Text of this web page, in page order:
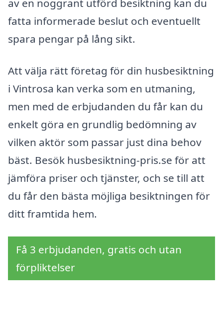
av en noggrant utförd besiktning kan du
fatta informerade beslut och eventuellt
spara pengar på lång sikt.
Att välja rätt företag för din husbesiktning
i Vintrosa kan verka som en utmaning,
men med de erbjudanden du får kan du
enkelt göra en grundlig bedömning av
vilken aktör som passar just dina behov
bäst. Besök husbesiktning-pris.se för att
jämföra priser och tjänster, och se till att
du får den bästa möjliga besiktningen för
ditt framtida hem.
Få 3 erbjudanden, gratis och utan
förpliktelser